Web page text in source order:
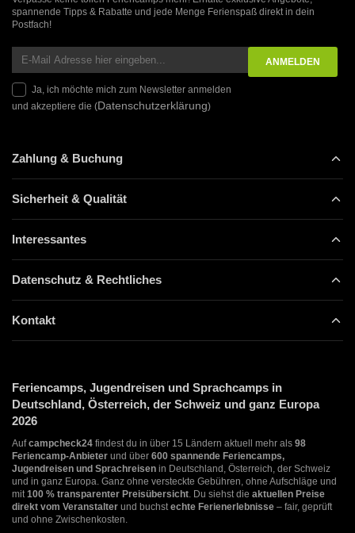
spannende Tipps & Rabatte und jede Menge Ferienspaß direkt in dein
Postfach!
Ja, ich möchte mich zum Newsletter anmelden
und akzeptiere die (Datenschutzerklärung)
Zahlung & Buchung
Sicherheit & Qualität
Interessantes
Datenschutz & Rechtliches
Kontakt
Feriencamps, Jugendreisen und Sprachcamps in
Deutschland, Österreich, der Schweiz und ganz Europa
2026
Aufcampcheck24 findest du in über 15 Ländern aktuell mehr als 98
Feriencamp-Anbieter und über 600 spannende Feriencamps,
Jugendreisen und Sprachreisen in Deutschland, Österreich, der Schweiz
und in ganz Europa. Ganz ohne versteckte Gebühren, ohne Aufschläge und
mit100 % transparenter Preisübersicht. Du siehst die aktuellen Preise
direkt vom Veranstalter und buchstechte Ferienerlebnisse – fair, geprüft
und ohne Zwischenkosten.